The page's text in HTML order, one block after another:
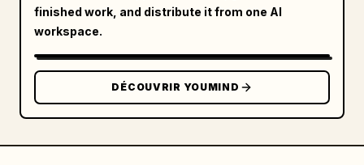
finished work, and distribute it from one AI
workspace.
DÉCOUVRIR YOUMIND